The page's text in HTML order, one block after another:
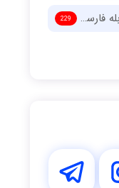
فیلم دوبله فارسی 229